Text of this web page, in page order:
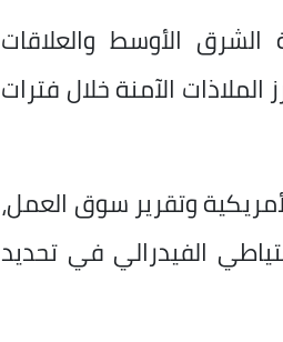
الشرق الأوسط والعلاقات
الملاذات الآمنة خلال فترات
وتقرير سوق العمل،
الفيدرالي في تحديد